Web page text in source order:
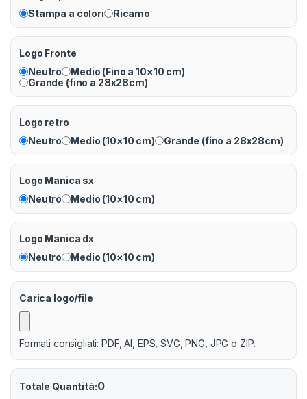
Stampa a colori
Ricamo
Logo Fronte
Neutro
Medio (Fino a 10×10 cm)
Grande (fino a 28x28cm)
Logo retro
Neutro
Medio (10×10 cm) Grande (fino a 28x28cm)
Logo Manica sx
Neutro
Medio (10×10 cm)
Logo Manica dx
Neutro
Medio (10×10 cm)
Carica logo/file
Formati consigliati: PDF, AI, EPS, SVG, PNG, JPG o ZIP.
Totale Quantità:0